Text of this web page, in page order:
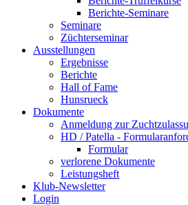
Berichte-Seminare
Seminare
Züchterseminar
Ausstellungen
Ergebnisse
Berichte
Hall of Fame
Hunsrueck
Dokumente
Anmeldung zur
HD / Patella -
Formular
verlorene Dokumente
Leistungsheft
Klub-Newsletter
Login